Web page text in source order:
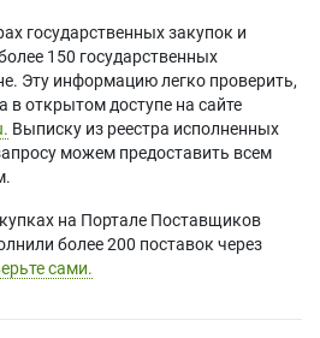
государственных закупок и
150 государственных
Эту информацию легко проверить,
в открытом доступе на сайте
Выписку из реестра исполненных
можем предоставить всем
на Портале Поставщиков
более 200 поставок через
сами.